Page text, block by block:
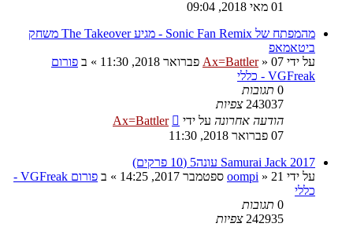
01 מאי 2018, 09:04
מהמפתח של Sonic Fan Remix - מגיע The Takeover משחק
ביטאמאפ
על ידי
Ax=Battler» 07 פברואר 2018, 11:30 » ב פורום
VGFreak - כללי
0 תגובות
243037 צפיות
הודעה אחרונה על ידי
Ax=Battler
07 פברואר 2018, 11:30
Samurai Jack 2017 עונה5 (10 פרקים)
על ידי
oompi » 21 ספטמבר 2017, 14:25 » ב
פורום VGFreak -
כללי
0 תגובות
242935 צפיות